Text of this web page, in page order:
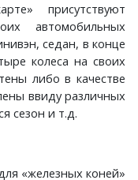
присутствуют
автомобильных
седан, в конце
колеса на своих
либо в качестве
ввиду различных
сезон и т.д.
«железных коней»